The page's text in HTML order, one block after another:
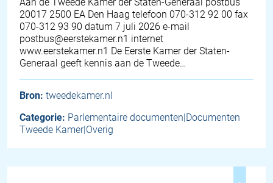
20017 2500 EA Den Haag telefoon 070-312 92 00 fax
070-312 93 90 datum 7 juli 2026 e-mail
postbus@eerstekamer.n1 internet
www.eerstekamer.n1 De Eerste Kamer der Staten-
Generaal geeft kennis aan de Tweede…
Bron: tweedekamer.nl
Categorie: Parlementaire documenten|Documenten
Tweede Kamer|Overig